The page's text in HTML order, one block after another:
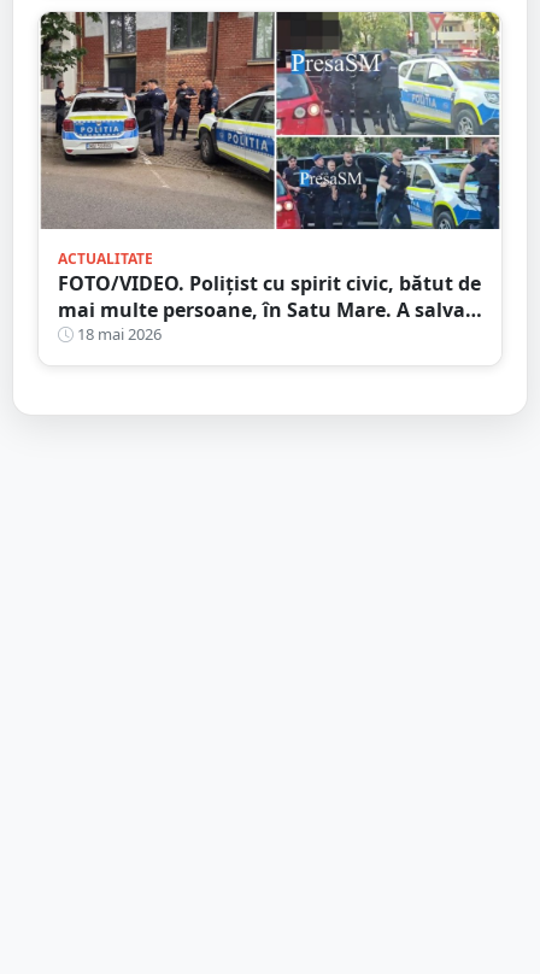
ACTUALITATE
FOTO/VIDEO. Polițist cu spirit civic, bătut de
mai multe persoane, în Satu Mare. A salvat
un copil
18 mai 2026